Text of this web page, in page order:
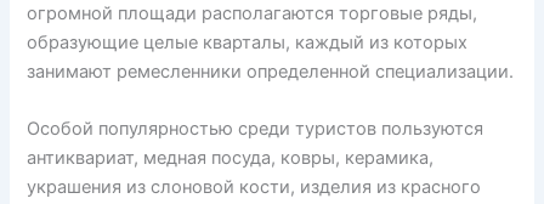
огромной площади располагаются торговые ряды,
образующие целые кварталы, каждый из которых
занимают ремесленники определенной специализации.
Особой популярностью среди туристов пользуются
антиквариат, медная посуда, ковры, керамика,
украшения из слоновой кости, изделия из красного